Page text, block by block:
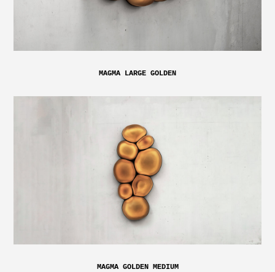
MAGMA LARGE GOLDEN
MAGMA GOLDEN MEDIUM